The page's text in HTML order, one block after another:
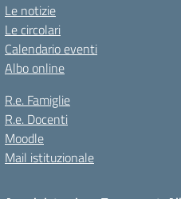
Le notizie
Le circolari
Calendario eventi
Albo online
R.e. Famiglie
R.e. Docenti
Moodle
Mail istituzionale